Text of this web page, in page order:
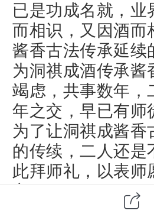
已是功成名就，业
而相识，又因酒而
酱香古法传承延续
为洞祺成酒传承酱
竭虑，共事数年，
年之交，早已有师
为了让洞祺成酱香
的传续，二人还是
此拜师礼，以表师
我们一起来欣